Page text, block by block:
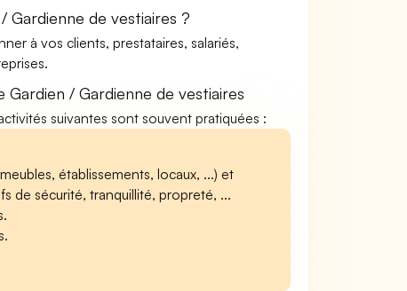
Gardienne de vestiaires ?
à vos clients, prestataires, salariés,
/ Gardienne de vestiaires
suivantes sont souvent pratiquées :
établissements, locaux, ...) et
de sécurité, tranquillité, propreté, ...